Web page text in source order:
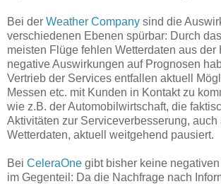
Bei der Weather Company sind die
verschiedenen Ebenen spürbar: Durch
meisten Flüge fehlen Wetterdaten aus der
negative Auswirkungen auf Prognosen
Vertrieb der Services entfallen aktuell
Messen etc. mit Kunden in Kontakt zu
wie z.B. der Automobilwirtschaft, die
Aktivitäten zur Serviceverbesserung, auch
Wetterdaten, aktuell weitgehend pausiert.
Bei CeleraOne gibt bisher keine
im Gegenteil: Da die Nachfrage nach